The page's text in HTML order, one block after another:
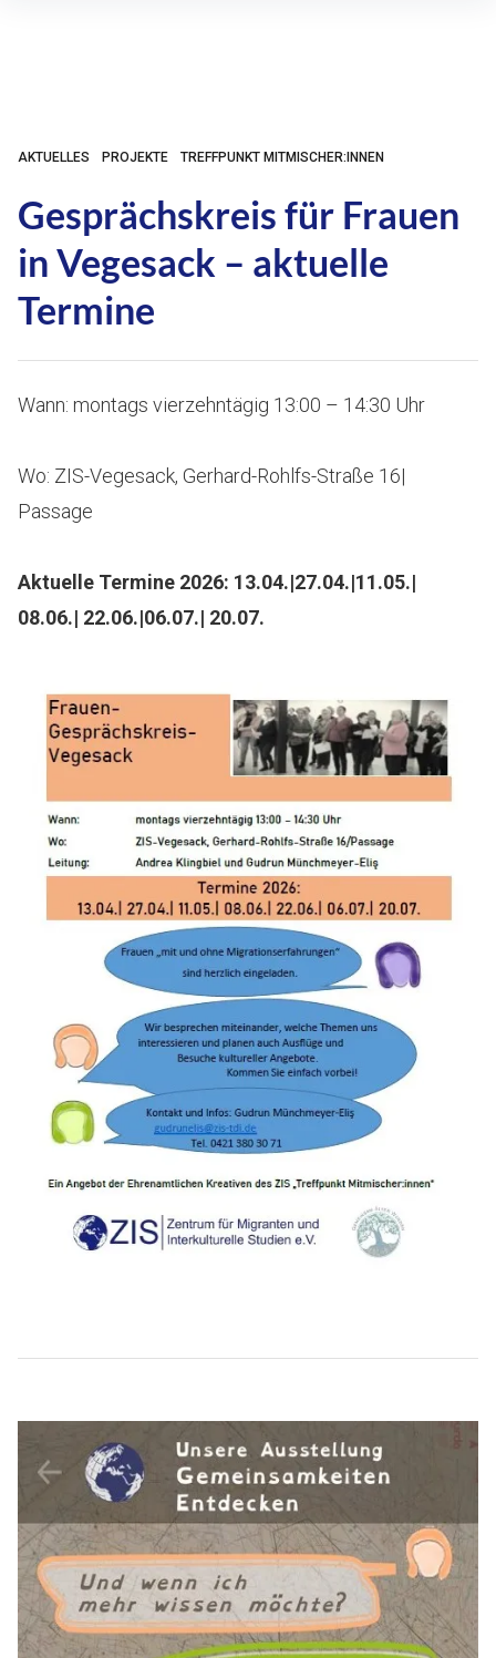
AKTUELLES PROJEKTE TREFFPUNKT MITMISCHER:INNEN
Gesprächskreis für Frauen
in Vegesack – aktuelle
Termine
Wann: montags vierzehntägig 13:00 – 14:30 Uhr
Wo: ZIS-Vegesack, Gerhard-Rohlfs-Straße 16|
Passage
Aktuelle Termine 2026: 13.04.|27.04.|11.05.|
08.06.| 22.06.|06.07.| 20.07.